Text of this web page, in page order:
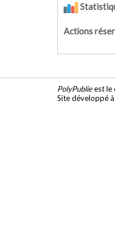
Actions
PolyPublieest le
Site développé